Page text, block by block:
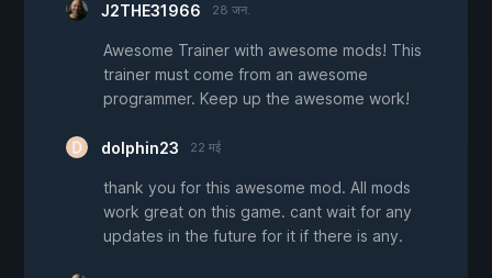
J2THE31966 28 जन.
Awesome Trainer with awesome mods! This
trainer must come from an awesome
programmer. Keep up the awesome work!
dolphin23 22 मई
thank you for this awesome mod. All mods
work great on this game. cant wait for any
updates in the future for it if there is any.